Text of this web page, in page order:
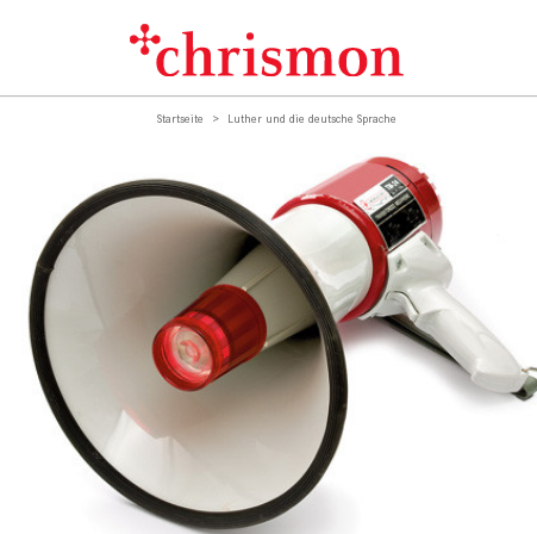
Startseite Luther und die deutsche Sprache